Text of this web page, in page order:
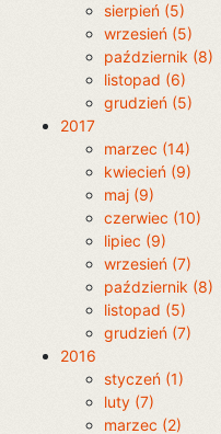
sierpień (5)
wrzesień (5)
październik (8)
listopad (6)
grudzień (5)
2017
marzec (14)
kwiecień (9)
maj (9)
czerwiec (10)
lipiec (9)
wrzesień (7)
październik (8)
listopad (5)
grudzień (7)
2016
styczeń (1)
luty (7)
marzec (2)